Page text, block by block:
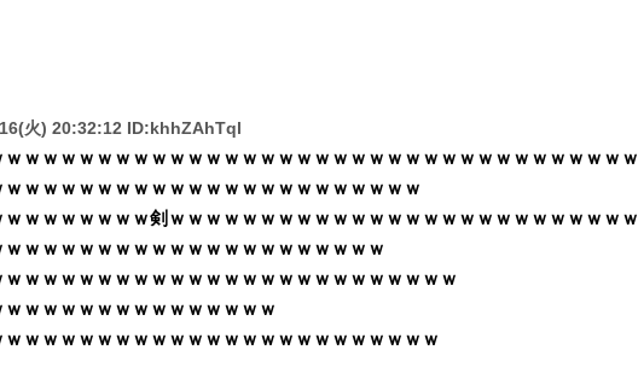
火) 20:32:12 ID:khhZAhTql
ｗｗｗｗｗｗｗｗｗｗｗｗｗｗｗｗｗｗｗｗｗｗｗｗｗｗｗｗｗｗｗｗｗｗ
ｗｗｗｗｗｗｗｗｗｗｗｗｗｗｗｗｗｗｗｗｗｗ
ｗｗｗｗｗｗｗ剣ｗｗｗｗｗｗｗｗｗｗｗｗｗｗｗｗｗｗｗｗｗｗｗｗｗｗ
ｗｗｗｗｗｗｗｗｗｗｗｗｗｗｗｗｗｗｗｗ
ｗｗｗｗｗｗｗｗｗｗｗｗｗｗｗｗｗｗｗｗｗｗｗｗ
ｗｗｗｗｗｗｗｗｗｗｗｗｗｗ
ｗｗｗｗｗｗｗｗｗｗｗｗｗｗｗｗｗｗｗｗｗｗｗ